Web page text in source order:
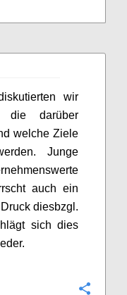
wir
die darüber
welche Ziele
Junge
auch ein
diesbzgl.
sich dies